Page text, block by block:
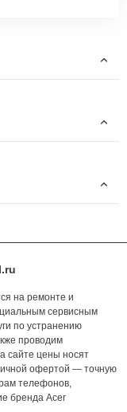
на ремонте и
сервисным
по устранению
проводим
сайте цены носят
офертой — точную
телефонов,
бренда Acer